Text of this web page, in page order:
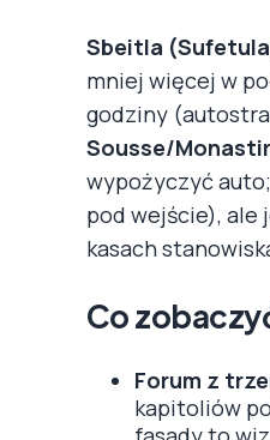
Sbeitla
mniej więcej w
godziny
Sousse/
wypożyczyć
pod wejście), ale
kasach
Co
Forum z
kapitoliów